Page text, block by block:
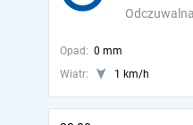
Odczuwalna
Opad: 0 mm
Wiatr:
1 km/h